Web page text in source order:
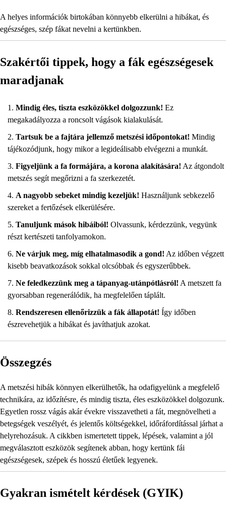
A helyes információk birtokában könnyebb elkerülni a hibákat, és
egészséges, szép fákat nevelni a kertünkben.
Szakértői tippek, hogy a fák egészségesek
maradjanak
Mindig éles, tiszta eszközökkel dolgozzunk! Ez
megakadályozza a roncsolt vágások kialakulását.
Tartsuk be a fajtára jellemző metszési időpontokat! Mindig
tájékozódjunk, hogy mikor a legideálisabb elvégezni a munkát.
Figyeljünk a fa formájára, a korona alakítására! Az átgondolt
metszés segít megőrizni a fa szerkezetét.
A nagyobb sebeket mindig kezeljük! Használjunk sebkezelő
szereket a fertőzések elkerülésére.
Tanuljunk mások hibáiból! Olvassunk, kérdezzünk, vegyünk
részt kertészeti tanfolyamokon.
Ne várjuk meg, míg elhatalmasodik a gond! Az időben végzett
kisebb beavatkozások sokkal olcsóbbak és egyszerűbbek.
Ne feledkezzünk meg a tápanyag-utánpótlásról! A metszett fa
gyorsabban regenerálódik, ha megfelelően táplált.
Rendszeresen ellenőrizzük a fák állapotát! Így időben
észrevehetjük a hibákat és javíthatjuk azokat.
Összegzés
A metszési hibák könnyen elkerülhetők, ha odafigyelünk a megfelelő
technikára, az időzítésre, és mindig tiszta, éles eszközökkel dolgozunk.
Egyetlen rossz vágás akár évekre visszavetheti a fát, megnövelheti a
betegségek veszélyét, és jelentős költségekkel, időráfordítással járhat a
helyrehozásuk. A cikkben ismertetett tippek, lépések, valamint a jól
megválasztott eszközök segítenek abban, hogy kertünk fái
egészségesek, szépek és hosszú életűek legyenek.
Gyakran ismételt kérdések (GYIK)